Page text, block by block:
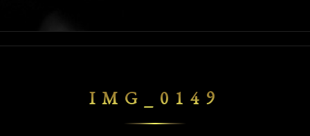
IMG_0149